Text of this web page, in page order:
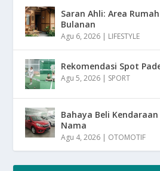
Saran Ahli: Area
Bulanan
Agu 6, 2026 | LIFESTYLE
Rekomendasi Spot
Agu 5, 2026 | SPORT
Bahaya Beli
Nama
Agu 4, 2026 | OTOMOTIF